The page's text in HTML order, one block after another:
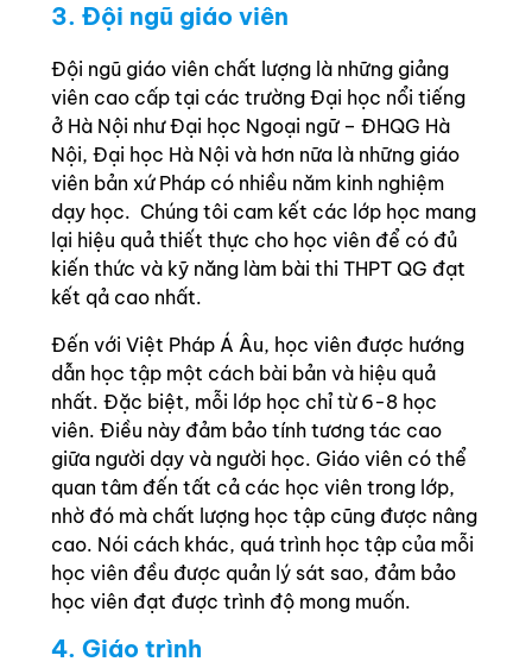
3. Đội ngũ giáo viên
Đội ngũ giáo viên chất lượng là những giảng
viên cao cấp tại các trường Đại học nổi tiếng
ở Hà Nội như Đại học Ngoại ngữ – ĐHQG Hà
Nội, Đại học Hà Nội và hơn nữa là những giáo
viên bản xứ Pháp có nhiều năm kinh nghiệm
dạy học. Chúng tôi cam kết các lớp học mang
lại hiệu quả thiết thực cho học viên để có đủ
kiến thức và kỹ năng làm bài thi THPT QG đạt
kết qả cao nhất.
Đến với Việt Pháp Á Âu, học viên được hướng
dẫn học tập một cách bài bản và hiệu quả
nhất. Đặc biệt, mỗi lớp học chỉ từ 6-8 học
viên. Điều này đảm bảo tính tương tác cao
giữa người dạy và người học. Giáo viên có thể
quan tâm đến tất cả các học viên trong lớp,
nhờ đó mà chất lượng học tập cũng được nâng
cao. Nói cách khác, quá trình học tập của mỗi
học viên đều được quản lý sát sao, đảm bảo
học viên đạt được trình độ mong muốn.
4. Giáo trình